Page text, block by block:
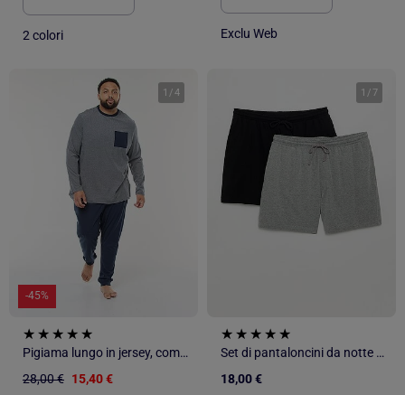
2 colori Exclu Web
1 /4
-45%
Pigiama lungo in jersey, completo t-shirt + pantaloni - 2 pezzi
28,00 € 15,40 €
1 / 7
Set di pantaloncini da notte - 2 pezzi
18,00 €